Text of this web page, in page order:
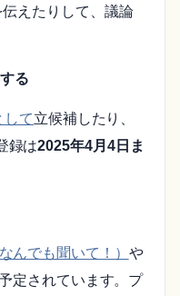
えたりして、議論
る
して立候補したり、
録は2025年4月4日ま
んでも聞いて！） や
定されています。プ